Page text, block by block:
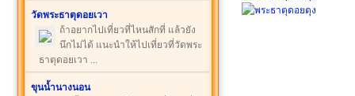
วัดพระธาตุดอยเวา
ถ้าอยากไปเที่ยวที่ไหนสักที่ แล้วยัง
นึกไม่ได้ แนะนำให้ไปเที่ยวที่วัดพระ
ธาตุดอยเวา ...
ขุนน้ำนางนอน